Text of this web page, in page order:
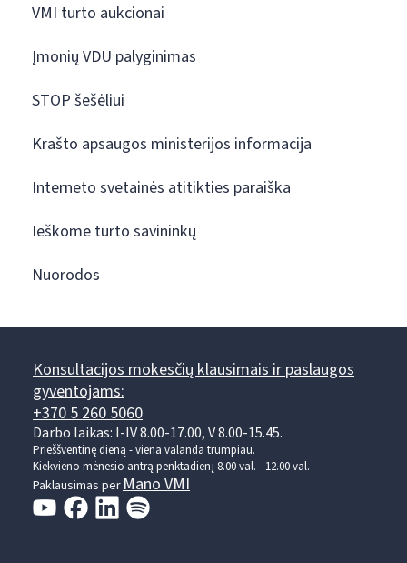
VMI turto aukcionai
Įmonių VDU palyginimas
STOP šešėliui
Krašto apsaugos ministerijos informacija
Interneto svetainės atitikties paraiška
Ieškome turto savininkų
Nuorodos
Konsultacijos mokesčių klausimais ir paslaugos
gyventojams:
+370 5 260 5060
Darbo laikas: I-IV 8.00-17.00, V 8.00-15.45.
Prieššventinę dieną - viena valanda trumpiau.
Kiekvieno mėnesio antrą penktadienį 8.00 val. - 12.00 val.
Paklausimas per Mano VMI